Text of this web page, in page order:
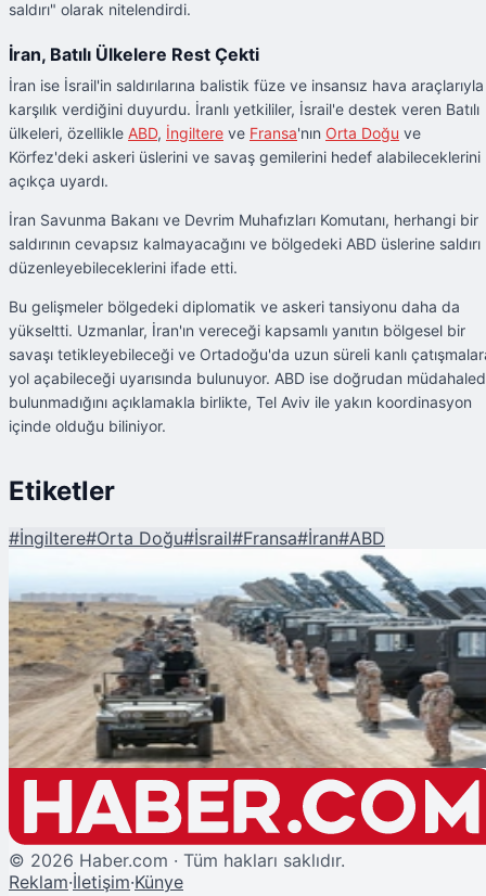
saldırı" olarak nitelendirdi.
İran, Batılı Ülkelere Rest Çekti
İran ise İsrail'in saldırılarına balistik füze ve insansız hava araçlarıyla
karşılık verdiğini duyurdu. İranlı yetkililer, İsrail'e destek veren Batılı
ülkeleri, özellikle ABD, İngiltere ve Fransa'nın Orta Doğu ve
Körfez'deki askeri üslerini ve savaş gemilerini hedef alabileceklerini
açıkça uyardı.
İran Savunma Bakanı ve Devrim Muhafızları Komutanı, herhangi bir
saldırının cevapsız kalmayacağını ve bölgedeki ABD üslerine saldırı
düzenleyebileceklerini ifade etti.
Bu gelişmeler bölgedeki diplomatik ve askeri tansiyonu daha da
yükseltti. Uzmanlar, İran'ın vereceği kapsamlı yanıtın bölgesel bir
savaşı tetikleyebileceği ve Ortadoğu'da uzun süreli kanlı
yol açabileceği uyarısında bulunuyor. ABD ise doğrudan
bulunmadığını açıklamakla birlikte, Tel Aviv ile yakın koordinasyon
içinde olduğu biliniyor.
Etiketler
#İngiltere#Orta Doğu#İsrail#Fransa#İran#ABD
Şu An Okunan
İran'dan İsrail'e Destek Veren 3 Ülkeye İhtar: "Vururuz!"
© 2026 Haber.com · Tüm hakları saklıdır.
Reklam·İletişim·Künye